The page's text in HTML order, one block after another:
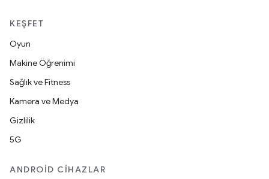
KEŞFET
Oyun
Makine Öğrenimi
Sağlık ve Fitness
Kamera ve Medya
Gizlilik
5G
ANDROID CIHAZLAR